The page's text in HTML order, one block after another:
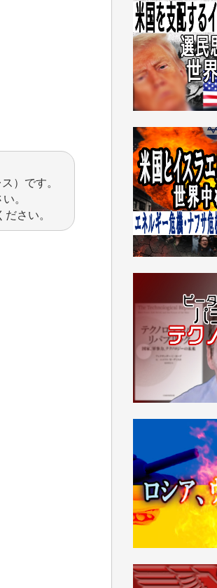
）です。
。
さい。